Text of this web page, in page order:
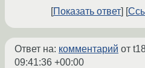
Показать ответ
Ответ на: комментарий от
09:41:36 +00:00